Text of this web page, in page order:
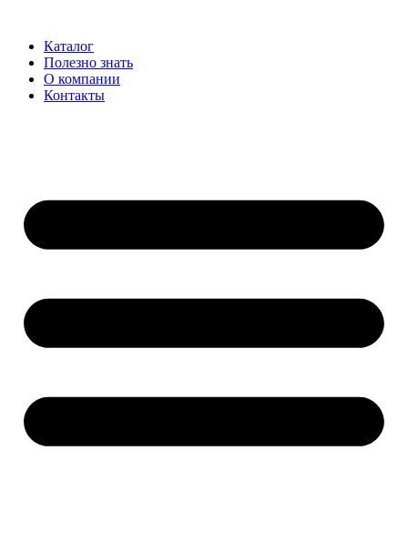
Каталог
Полезно знать
О компании
Контакты